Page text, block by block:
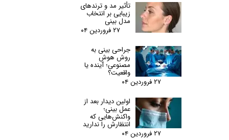
تأثیر مد و ترندهای
زیبایی بر انتخاب
مدل بینی
۲۷ فروردین ۰۴
جراحی بینی به
روش هوش
مصنوعی؛ آینده یا
واقعیت؟
۲۷ فروردین ۰۴
اولین دیدار بعد از
عمل بینی؛
واکنش‌هایی که
انتظارش را ندارید
۲۷ فروردین ۰۴